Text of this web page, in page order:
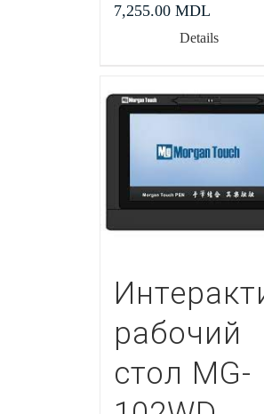
7,255.00 MDL
Details
рабочий
стол MG-